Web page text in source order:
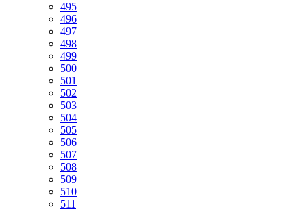
495
496
497
498
499
500
501
502
503
504
505
506
507
508
509
510
511